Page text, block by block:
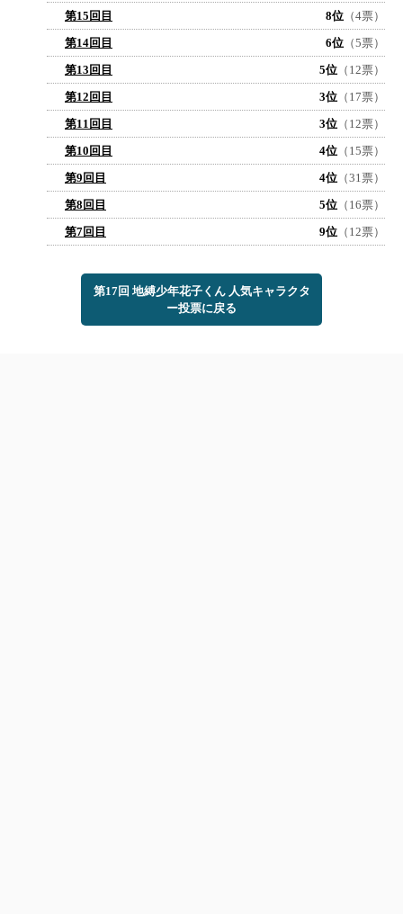
第15回目
8位 （4票）
第14回目
6位 （5票）
第13回目
5位 （12票）
第12回目
3位 （17票）
第11回目
3位 （12票）
第10回目
4位 （15票）
第9回目
4位 （31票）
第8回目
5位 （16票）
第7回目
9位 （12票）
第17回 地縛少年花子くん 人気キャラクタ
ー投票に戻る